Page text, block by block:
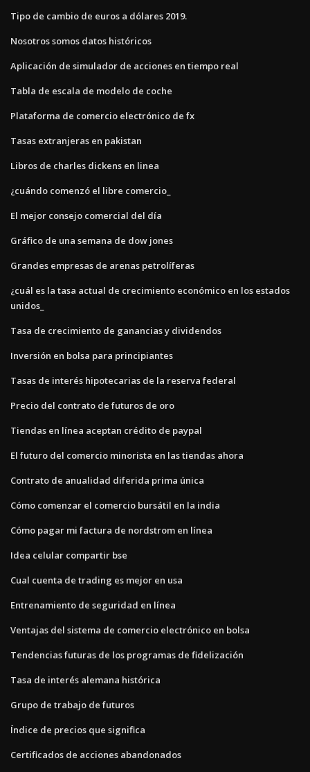
Tipo de cambio de euros a dólares 2019.
Nosotros somos datos históricos
Aplicación de simulador de acciones en tiempo real
Tabla de escala de modelo de coche
Plataforma de comercio electrónico de fx
Tasas extranjeras en pakistan
Libros de charles dickens en linea
¿cuándo comenzó el libre comercio_
El mejor consejo comercial del día
Gráfico de una semana de dow jones
Grandes empresas de arenas petrolíferas
¿cuál es la tasa actual de crecimiento económico en los estados
unidos_
Tasa de crecimiento de ganancias y dividendos
Inversión en bolsa para principiantes
Tasas de interés hipotecarias de la reserva federal
Precio del contrato de futuros de oro
Tiendas en línea aceptan crédito de paypal
El futuro del comercio minorista en las tiendas ahora
Contrato de anualidad diferida prima única
Cómo comenzar el comercio bursátil en la india
Cómo pagar mi factura de nordstrom en línea
Idea celular compartir bse
Cual cuenta de trading es mejor en usa
Entrenamiento de seguridad en línea
Ventajas del sistema de comercio electrónico en bolsa
Tendencias futuras de los programas de fidelización
Tasa de interés alemana histórica
Grupo de trabajo de futuros
Índice de precios que significa
Certificados de acciones abandonados